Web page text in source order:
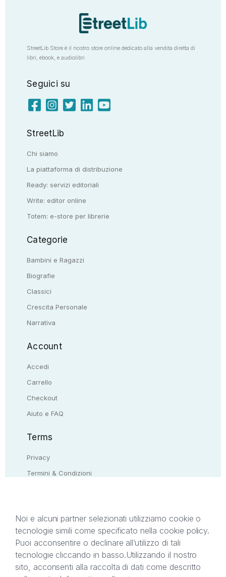
StreetLib Store è il nostro store online dedicato alla vendita diretta di
libri, ebook, e audiolibri
Seguici su
StreetLib
Chi siamo
La piattaforma di distribuzione
Ready: servizi editoriali
Write: editor online
Totem: e-store per librerie
Categorie
Bambini e Ragazzi
Biografie
Classici
Crescita Personale
Narrativa
Account
Accedi
Carrello
Checkout
Aiuto e FAQ
Terms
Privacy
Termini & Condizioni
Il presente sito web è di proprietà di StreetLib S.r.l.
titolare di tutti i diritti di proprietà intellettuale
afferenti ai marchi, loghi e segni distintivi presenti
Noi e alcuni partner selezionati utilizziamo cookie o
tecnologie simili come specificato nella cookie policy.
Puoi acconsentire o declinare all’utilizzo di tali
tecnologie cliccando in basso.Utilizzando il nostro
sito, acconsenti alla raccolta di dati come descritto